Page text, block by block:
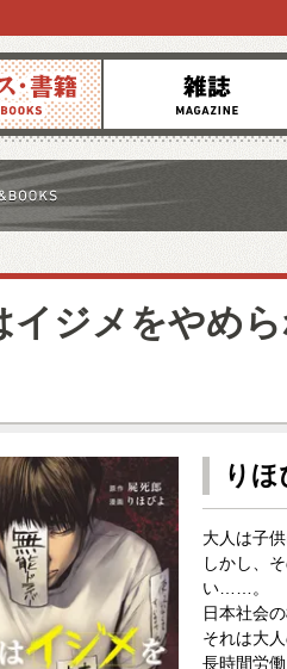
雑誌
イジメをやめ
り
大人は子
しかし、
い……。
日本社会
それは大
長時間労